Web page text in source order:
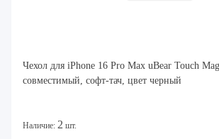
Чехол для iPhone 16 Pro Max uBear Touch
совместимый, софт-тач, цвет черный
Наличие: 2 шт.